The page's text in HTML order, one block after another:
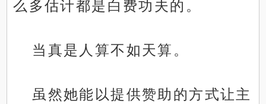
么多估计都是白费功夫的。
当真是人算不如天算。
虽然她能以提供赞助的方式让主